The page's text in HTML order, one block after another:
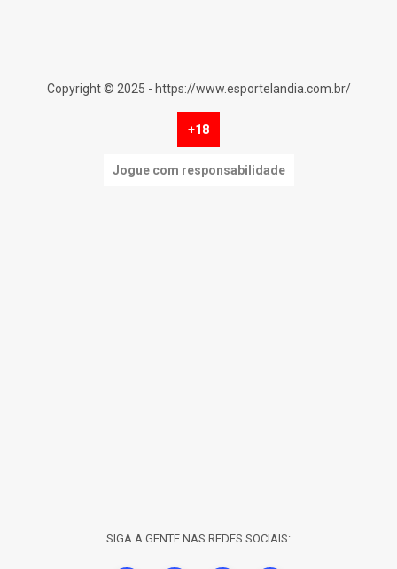
Copyright © 2025 - https://www.esportelandia.com.br/
+18
Jogue com responsabilidade
SIGA A GENTE NAS REDES SOCIAIS: